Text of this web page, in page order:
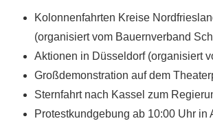
Kolonnenfahrten Kreise
(organisiert vom Bauernverband
Aktionen in Düsseldorf (organisiert
Großdemonstration auf dem
Sternfahrt nach Kassel zum
Protestkundgebung ab 10:00 Uhr